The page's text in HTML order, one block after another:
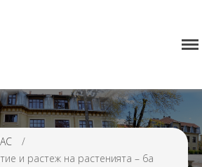
Нормативна уредба
Прием
Седмично разписание
/
и растеж на растенията – 6а